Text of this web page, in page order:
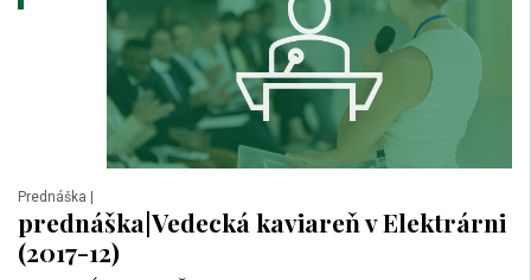
Prednáška
prednáška|Vedecká kaviareň v Elektrárni
(2017-12)